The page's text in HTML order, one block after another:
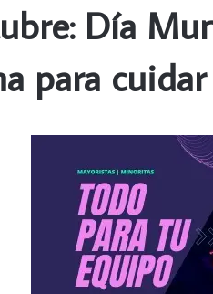
Día
para